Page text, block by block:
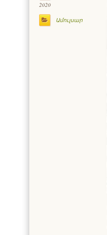
2020
Ամուլսար